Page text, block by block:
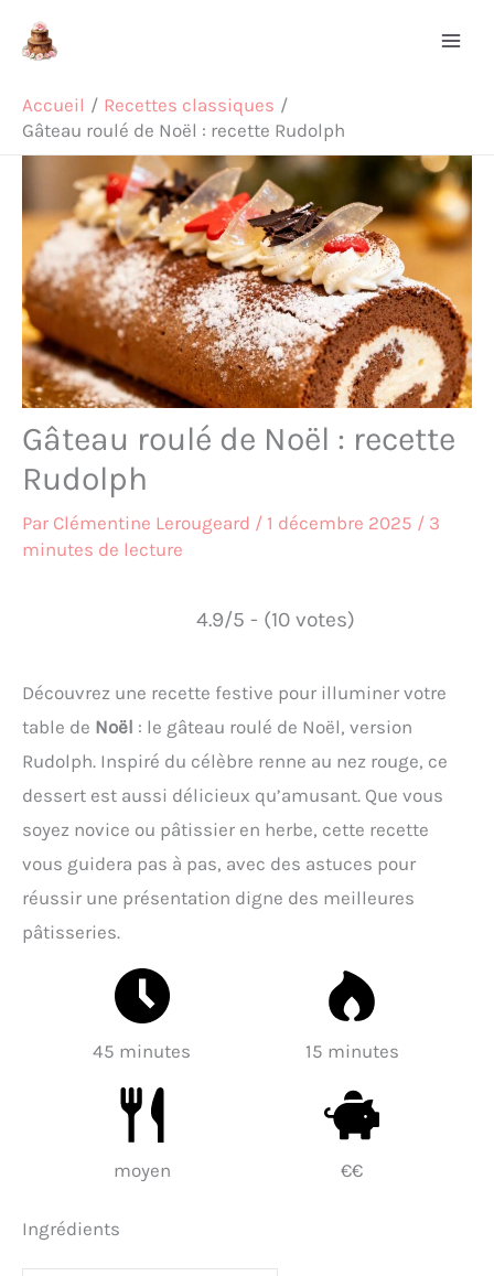
Accueil
Recettes classiques
Gâteau roulé de Noël : recette Rudolph
Gâteau roulé de Noël : recette
Rudolph
Par Clémentine Lerougeard / 1 décembre 2025 / 3
minutes de lecture
4.9/5 - (10 votes)
Découvrez une recette festive pour illuminer votre
table de Noël : le gâteau roulé de Noël, version
Rudolph. Inspiré du célèbre renne au nez rouge, ce
dessert est aussi délicieux qu’amusant. Que vous
soyez novice ou pâtissier en herbe, cette recette
vous guidera pas à pas, avec des astuces pour
réussir une présentation digne des meilleures
pâtisseries.
45 minutes 15 minutes
moyen €€
Ingrédients
Rechercher